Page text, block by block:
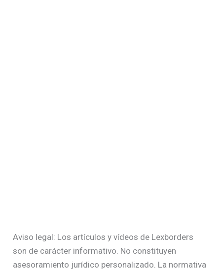
Aviso legal: Los artículos y vídeos de Lexborders
son de carácter informativo. No constituyen
asesoramiento jurídico personalizado. La normativa